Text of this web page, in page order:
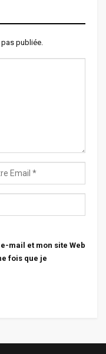
publiée.
mail et mon site Web
fois que je